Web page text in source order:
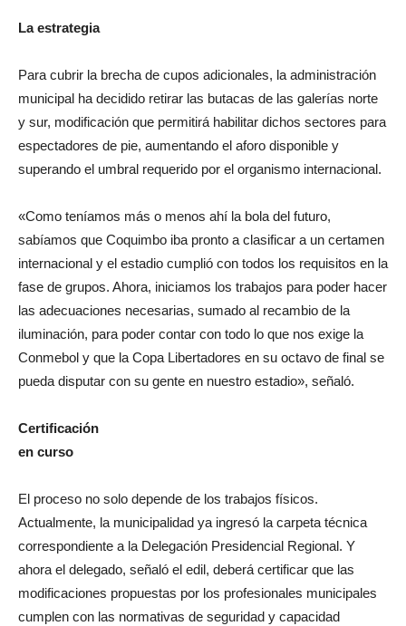
La estrategia
Para cubrir la brecha de cupos adicionales, la administración
municipal ha decidido retirar las butacas de las galerías norte
y sur, modificación que permitirá habilitar dichos sectores para
espectadores de pie, aumentando el aforo disponible y
superando el umbral requerido por el organismo internacional.
«Como teníamos más o menos ahí la bola del futuro,
sabíamos que Coquimbo iba pronto a clasificar a un certamen
internacional y el estadio cumplió con todos los requisitos en la
fase de grupos. Ahora, iniciamos los trabajos para poder hacer
las adecuaciones necesarias, sumado al recambio de la
iluminación, para poder contar con todo lo que nos exige la
Conmebol y que la Copa Libertadores en su octavo de final se
pueda disputar con su gente en nuestro estadio», señaló.
Certificación
en curso
El proceso no solo depende de los trabajos físicos.
Actualmente, la municipalidad ya ingresó la carpeta técnica
correspondiente a la Delegación Presidencial Regional. Y
ahora el delegado, señaló el edil, deberá certificar que las
modificaciones propuestas por los profesionales municipales
cumplen con las normativas de seguridad y capacidad